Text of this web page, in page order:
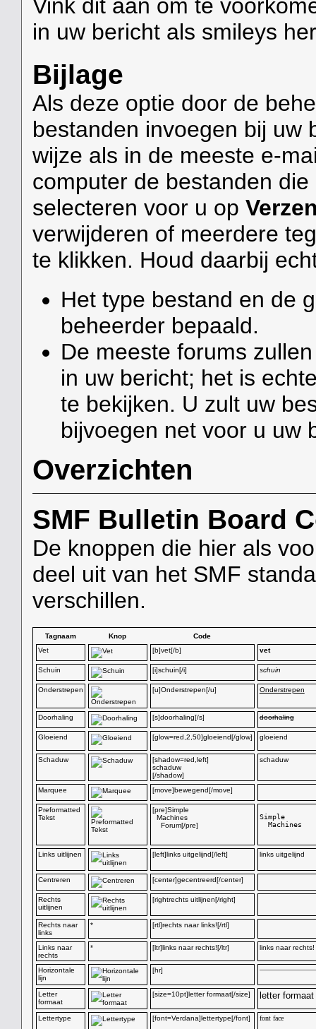
Vink dit aan om te
in uw bericht als smileys
Bijlage
Als deze optie door de
bestanden invoegen bij uw
wijze als in de meeste e-
computer de bestanden
selecteren voor u op
verwijderen of meerdere
te klikken. Houd daarbij
Het type bestand en de
beheerder bepaald.
De meeste forums
in uw bericht; het is
te bekijken. U zult uw
bijvoegen net voor u uw
Overzichten
SMF Bulletin Board
De knoppen die hier als
deel uit van het SMF
verschillen.
Tagnaam Knop
Code
Vet
[b]vet[/b] vet
Schuin [i]schuin[/i] schuin
Onderstrepen [u]Onderstrepen[/u] Onderstrepen
Doorhaling [s]doorhaling[/s] doorhaling
Gloeiend [glow=red,2,50]gloeiend[/glow] gloeiend
Schaduw
[shadow=red,left]
schaduw
[/shadow]
schaduw
Marquee [move]bewegend[/move]
Preformatted
Tekst
[pre]Simple
Machines
Forum[/pre]
Simple
  Machines
Links uitlijnen [left]links uitgelijnd[/left] links uitgelijnd
Centreren [center]gecentreerd[/center]
Rechts
uitlijnen
[rightrechts uitlijnen[/right]
Rechts naar
links
* [rtl]rechts naar links![/rtl]
Links naar
rechts
* [ltr]links naar rechts![/ltr] links naar rechts!
Horizontale
lijn
[hr]
Letter
formaat
[size=10pt]letter formaat[/size] letter formaat
Lettertype [font=Verdana]lettertype[/font] font face